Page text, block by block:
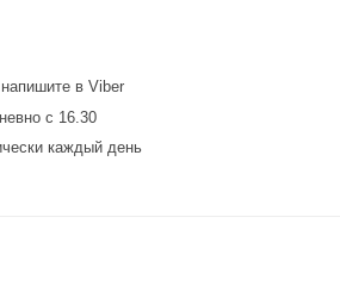
в Viber
с 16.30
каждый день